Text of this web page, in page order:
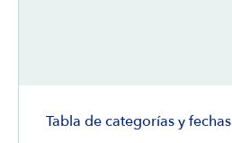
Tabla de categorías y fechas